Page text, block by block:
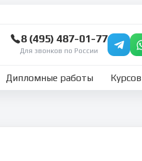
8 (495) 487-01-77
Для звонков по России
Дипломные работы